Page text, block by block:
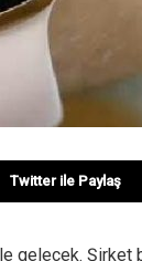
Twitter ile Paylaş
gelecek. Şirket